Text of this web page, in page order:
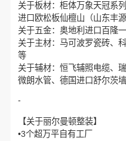
关于板材：柜体万象天冠系
进口欧松板仙檀山（山东丰源
关于五金：奥地利进口百隆
关于主材：马可波罗瓷砖、
等
关于辅材：恒飞辅照电缆、
微朗水管、德国进口舒尔茨
-
【关于丽尔曼顿整装】
•3个超万平自有工厂